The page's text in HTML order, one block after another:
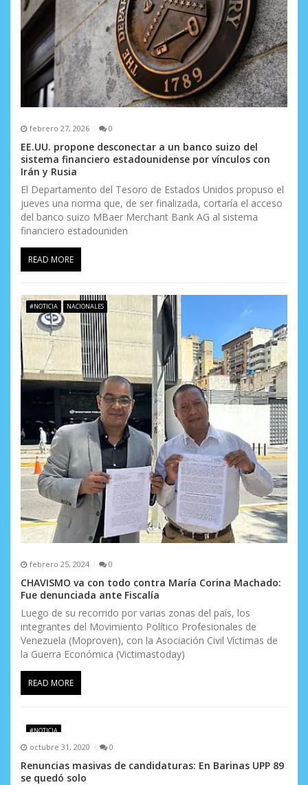
t
a
a
s
febrero 27, 2026 0
EE.UU. propone desconectar a un banco suizo del
sistema financiero estadounidense por vínculos con
Irán y Rusia
El Departamento del Tesoro de Estados Unidos propuso el
jueves una norma que, de ser finalizada, cortaría el acceso
del banco suizo MBaer Merchant Bank AG al sistema
financiero estadouniden
READ MORE
#NOTICIA NACIONALES
febrero 25, 2024 0
CHAVISMO va con todo contra María Corina Machado:
Fue denunciada ante Fiscalía
Luego de su recorrido por varias zonas del país, los
integrantes del Movimiento Político Profesionales de
Venezuela (Moproven), con la Asociación Civil Víctimas de
la Guerra Económica (Victimastoday)
READ MORE
#NOTICIA
octubre 31, 2020 0
Renuncias masivas de candidaturas: En Barinas UPP 89
se quedó solo